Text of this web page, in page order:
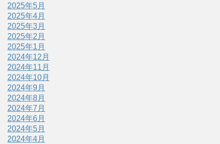
2025年5月
2025年4月
2025年3月
2025年2月
2025年1月
2024年12月
2024年11月
2024年10月
2024年9月
2024年8月
2024年7月
2024年6月
2024年5月
2024年4月